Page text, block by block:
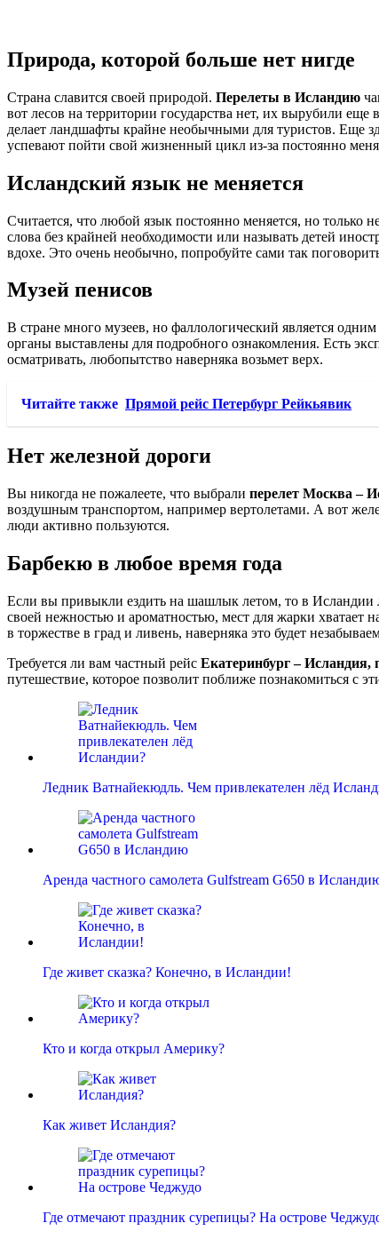
Природа, которой больше нет нигде
Страна славится своей природой. Перелеты в Исландию
вот лесов на территории государства нет, их вырубили еще
делает ландшафты крайне необычными для туристов. Еще
успевают пойти свой жизненный цикл из-за постоянно
Исландский язык не меняется
Считается, что любой язык постоянно меняется, но только
слова без крайней необходимости или называть детей
вдохе. Это очень необычно, попробуйте сами так
Музей пенисов
В стране много музеев, но фаллологический является
органы выставлены для подробного ознакомления. Есть
осматривать, любопытство наверняка возьмет верх.
Читайте также Прямой рейс Петербург Рейкьявик
Нет железной дороги
Вы никогда не пожалеете, что выбрали перелет Москва –
воздушным транспортом, например вертолетами. А вот
люди активно пользуются.
Барбекю в любое время года
Если вы привыкли ездить на шашлык летом, то в Исландии
своей нежностью и ароматностью, мест для жарки хватает
в торжестве в град и ливень, наверняка это будет
Требуется ли вам частный рейс Екатеринбург – Исландия,
путешествие, которое позволит поближе познакомиться с
Ледник Ватнайекюдль. Чем привлекателен лёд
Аренда частного самолета Gulfstream G650 в
Где живет сказка? Конечно, в Исландии!
Кто и когда открыл Америку?
Как живет Исландия?
Где отмечают праздник сурепицы? На острове